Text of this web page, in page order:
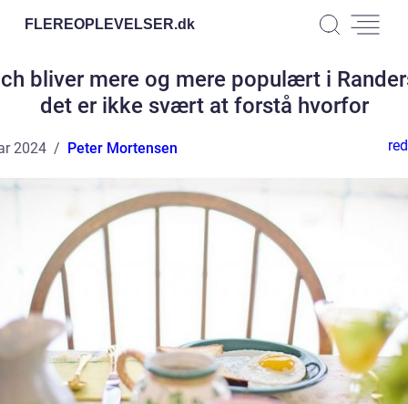
FLEREOPLEVELSER.dk
bliver mere og mere populært i
det er ikke svært at forstå hvorfor
2024 Peter Mortensen